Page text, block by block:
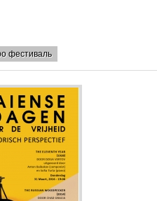
фестиваль